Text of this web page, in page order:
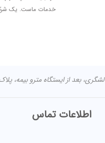
خدمات ماست. یک
۱۳، کارخانه نوآوری آزادی مرکز اصلی: تهران شهران جنوبی خیابان طوقانی کوچه
اطلاعات تماس